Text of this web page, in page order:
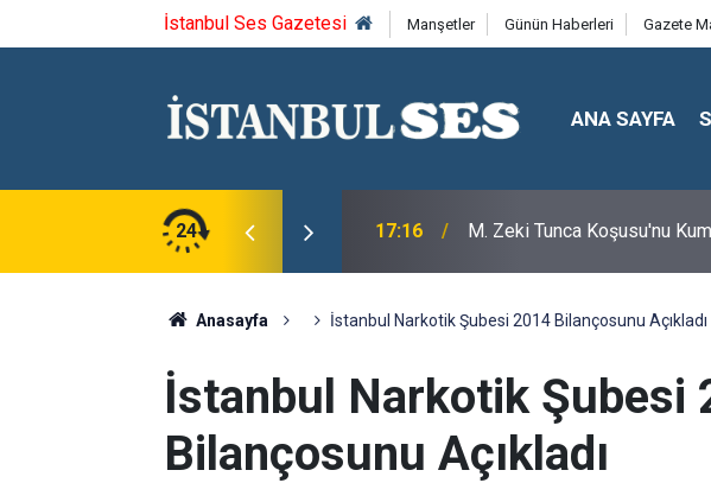
İstanbul Ses Gazetesi Manşetler Günün Haberleri Gazete
ANA SAYFA
24
saygıyla anıyoruz 17:16 M. Zeki Tunca Koşusu'nu
Anasayfa İstanbul Narkotik Şubesi 2014 Bilançosunu Açıkladı
İstanbul Narkotik Şubesi
Bilançosunu Açıkladı